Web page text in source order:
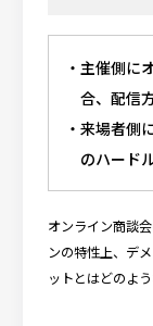
主催側に
合、配信
来場者側
のハード
オンライン商談
ンの特性上、デ
ットとはどのよ